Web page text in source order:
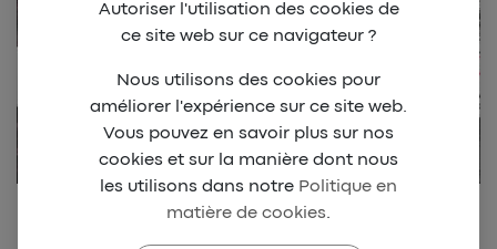
Retrouvez notre collection
Autoriser l'utilisation des cookies de
ce site web sur ce navigateur ?
Nous utilisons des cookies pour
améliorer l'expérience sur ce site web.
Vous pouvez en savoir plus sur nos
cookies et sur la manière dont nous
les utilisons dans notre Politique en
matière de cookies